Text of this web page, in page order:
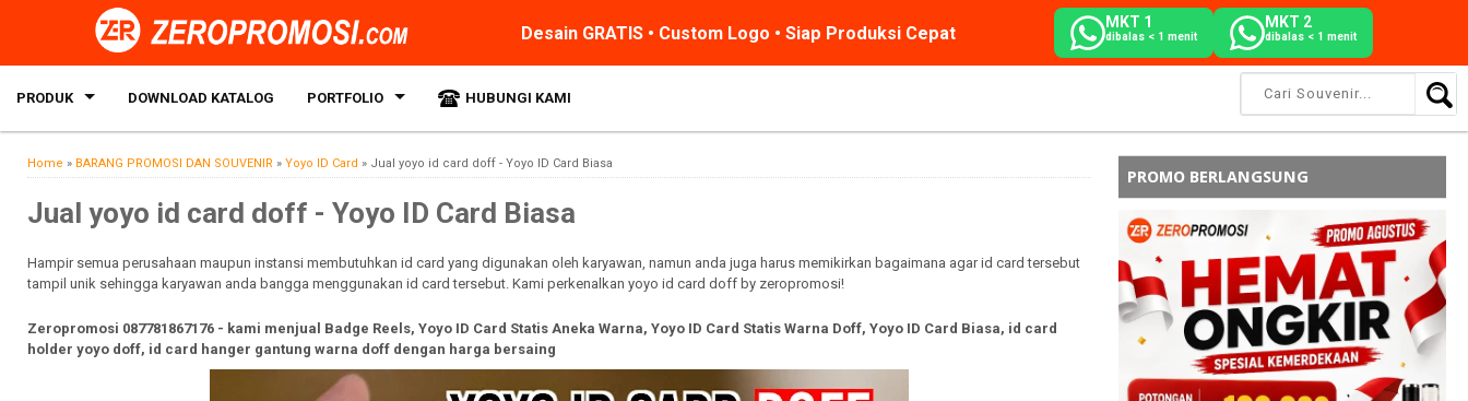
Desain GRATIS • Custom Logo • Siap Produksi Cepat
MKT 1
dibalas < 1 menit
MKT 2
dibalas < 1 menit
PRODUK DOWNLOAD KATALOG PORTFOLIO HUBUNGI KAMI
Home » BARANG PROMOSI DAN SOUVENIR » Yoyo ID Card » Jual yoyo id card doff - Yoyo ID Card Biasa
Jual yoyo id card doff - Yoyo ID Card Biasa
Hampir semua perusahaan maupun instansi membutuhkan id card yang digunakan oleh karyawan, namun anda juga harus memikirkan bagaimana agar id card tersebut
tampil unik sehingga karyawan anda bangga menggunakan id card tersebut. Kami perkenalkan yoyo id card doff by zeropromosi!
Zeropromosi 087781867176 - kami menjual Badge Reels, Yoyo ID Card Statis Aneka Warna, Yoyo ID Card Statis Warna Doff, Yoyo ID Card Biasa, id card
holder yoyo doff, id card hanger gantung warna doff dengan harga bersaing
PROMO BERLANGSUNG